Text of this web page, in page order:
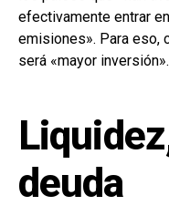
efectivamente entrar
emisiones». Para eso,
será «mayor inversión».
deuda